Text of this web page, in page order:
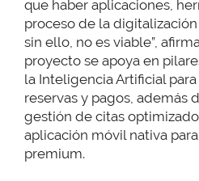
que haber aplicaciones,
proceso de la
sin ello, no es viable”,
proyecto se apoya en
la Inteligencia Artificial
reservas y pagos, además
gestión de citas
aplicación móvil nativa
premium.